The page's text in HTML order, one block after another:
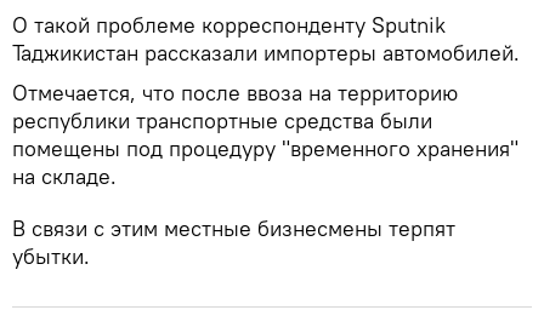
О такой проблеме корреспонденту Sputnik
Таджикистан рассказали импортеры автомобилей.
Отмечается, что после ввоза на территорию
республики транспортные средства были
помещены под процедуру "временного хранения"
на складе.
В связи с этим местные бизнесмены терпят
убытки.